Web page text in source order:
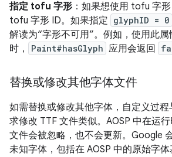
指定 tofu 字形 ：如果想使用 tofu 字
tofu 字形 ID。如果指定 glyphID = 0
解读为“字形不可用”。例如，使用此属
时，
Paint#hasGlyph 应用会返回
替换或修改其他字体文件
如需替换或修改其他字体，自定义过
求修改 TTF 文件类似。AOSP 中在运
文件会被忽略，也不会更新。Google
未知字体，包括在 AOSP 中的原始字